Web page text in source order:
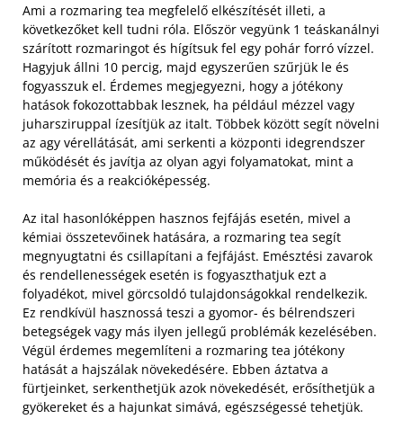
Ami a rozmaring tea megfelelő elkészítését illeti, a
következőket kell tudni róla. Először vegyünk 1 teáskanálnyi
szárított rozmaringot és hígítsuk fel egy pohár forró vízzel.
Hagyjuk állni 10 percig, majd egyszerűen szűrjük le és
fogyasszuk el. Érdemes megjegyezni, hogy a jótékony
hatások fokozottabbak lesznek, ha például mézzel vagy
juharsziruppal ízesítjük az italt. Többek között segít növelni
az agy vérellátását, ami serkenti a központi idegrendszer
működését és javítja az olyan agyi folyamatokat, mint a
memória és a reakcióképesség.
Az ital hasonlóképpen hasznos fejfájás esetén, mivel a
kémiai összetevőinek hatására, a rozmaring tea segít
megnyugtatni és csillapítani a fejfájást. Emésztési zavarok
és rendellenességek esetén is fogyaszthatjuk ezt a
folyadékot, mivel görcsoldó tulajdonságokkal rendelkezik.
Ez rendkívül hasznossá teszi a gyomor- és bélrendszeri
betegségek vagy más ilyen jellegű problémák kezelésében.
Végül érdemes megemlíteni a rozmaring tea jótékony
hatását a hajszálak növekedésére. Ebben áztatva a
fürtjeinket, serkenthetjük azok növekedését, erősíthetjük a
gyökereket és a hajunkat simává, egészségessé tehetjük.